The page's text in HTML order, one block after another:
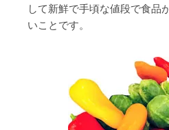
して新鮮で手頃な値段で食品
いことです。